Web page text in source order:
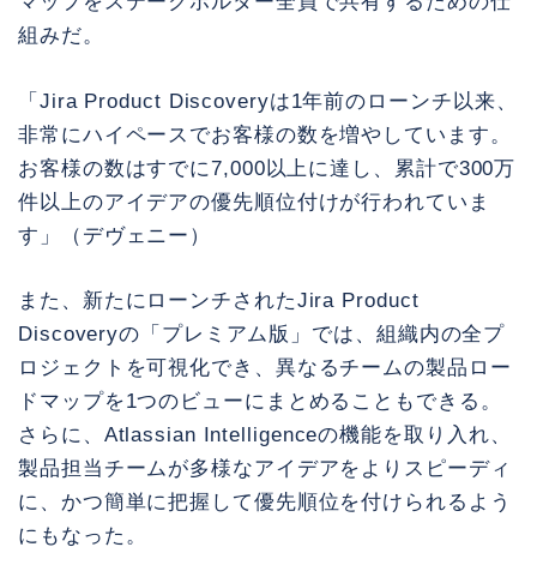
組みだ。
「Jira Product Discoveryは1年前のローンチ以来、
非常にハイペースでお客様の数を増やしています。
お客様の数はすでに7,000以上に達し、累計で300万
件以上のアイデアの優先順位付けが行われていま
す」（デヴェニー）
また、新たにローンチされたJira Product
Discoveryの「プレミアム版」では、組織内の全プ
ロジェクトを可視化でき、異なるチームの製品ロー
ドマップを1つのビューにまとめることもできる。
さらに、Atlassian Intelligenceの機能を取り入れ、
製品担当チームが多様なアイデアをよりスピーディ
に、かつ簡単に把握して優先順位を付けられるよう
にもなった。